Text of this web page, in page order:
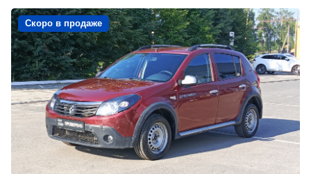
Скоро в продаже